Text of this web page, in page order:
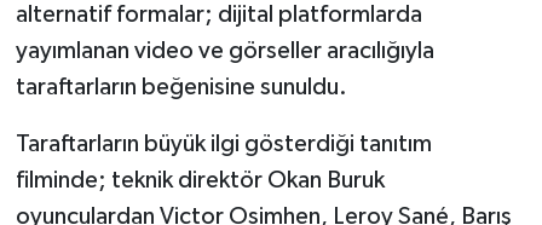
alternatif formalar; dijital platformlarda
yayımlanan video ve görseller aracılığıyla
taraftarların beğenisine sunuldu.
Taraftarların büyük ilgi gösterdiği tanıtım
filminde; teknik direktör Okan Buruk
oyunculardan Victor Osimhen, Leroy Sané, Barış